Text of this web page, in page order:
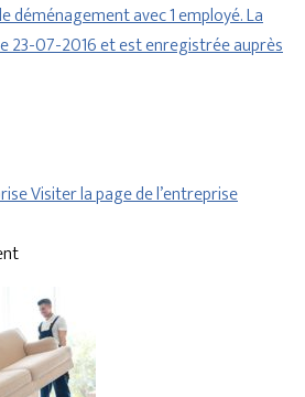
déménagement avec 1 employé. La
23-07-2016 et est enregistrée auprès
Visiter la page de l’entreprise